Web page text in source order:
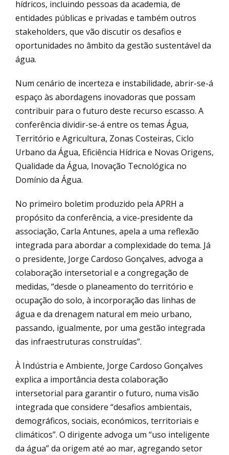
hídricos, incluindo pessoas da academia, de
entidades públicas e privadas e também outros
stakeholders, que vão discutir os desafios e
oportunidades no âmbito da gestão sustentável da
água.
Num cenário de incerteza e instabilidade, abrir-se-á
espaço às abordagens inovadoras que possam
contribuir para o futuro deste recurso escasso. A
conferência dividir-se-á entre os temas Água,
Território e Agricultura, Zonas Costeiras, Ciclo
Urbano da Água, Eficiência Hídrica e Novas Origens,
Qualidade da Água, Inovação Tecnológica no
Domínio da Água.
No primeiro boletim produzido pela APRH a
propósito da conferência, a vice-presidente da
associação, Carla Antunes, apela a uma reflexão
integrada para abordar a complexidade do tema. Já
o presidente, Jorge Cardoso Gonçalves, advoga a
colaboração intersetorial e a congregação de
medidas, “desde o planeamento do território e
ocupação do solo, à incorporação das linhas de
água e da drenagem natural em meio urbano,
passando, igualmente, por uma gestão integrada
das infraestruturas construídas”.
À Indústria e Ambiente, Jorge Cardoso Gonçalves
explica a importância desta colaboração
intersetorial para garantir o futuro, numa visão
integrada que considere “desafios ambientais,
demográficos, sociais, económicos, territoriais e
climáticos”. O dirigente advoga um “uso inteligente
da água” da origem até ao mar, agregando setor